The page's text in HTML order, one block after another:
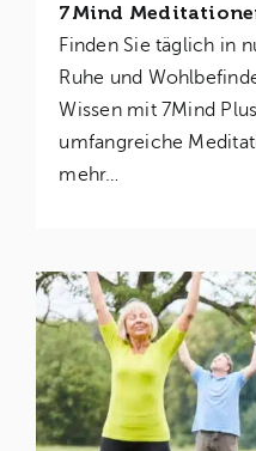
7Mind
Finden Sie täglich in
Ruhe und
Wissen mit 7Mind
umfangreiche
mehr…